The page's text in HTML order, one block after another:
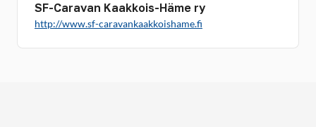
SF-Caravan Kaakkois-Häme ry
http://www.sf-caravankaakkoishame.fi